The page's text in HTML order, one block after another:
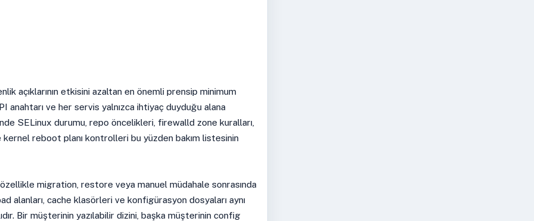
açıklarının etkisini azaltan en önemli prensip minimum
anahtarı ve her servis yalnızca ihtiyaç duyduğu alana
SELinux durumu, repo öncelikleri, firewalld zone kuralları,
reboot planı kontrolleri bu yüzden bakım listesinin
migration, restore veya manuel müdahale sonrasında
alanları, cache klasörleri ve konfigürasyon dosyaları aynı
Bir müşterinin yazılabilir dizini, başka müşterinin config